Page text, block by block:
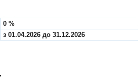
0 %
з 01.04.2026 до 31.12.2026